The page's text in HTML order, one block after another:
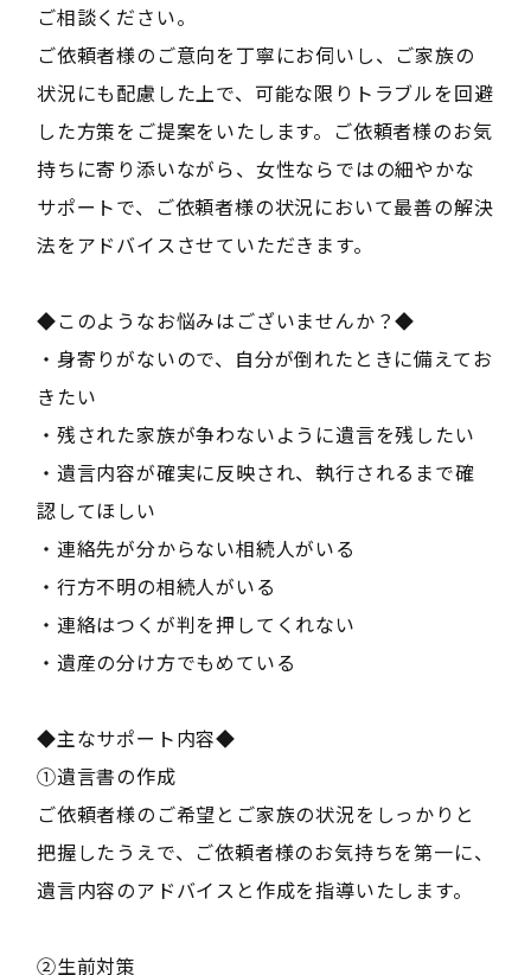
ご相談ください。
ご依頼者様のご意向を丁寧にお伺いし、ご家族の
状況にも配慮した上で、可能な限りトラブルを回避
した方策をご提案をいたします。ご依頼者様のお気
持ちに寄り添いながら、女性ならではの細やかな
サポートで、ご依頼者様の状況において最善の解決
法をアドバイスさせていただきます。
◆このようなお悩みはございませんか？◆
・身寄りがないので、自分が倒れたときに備えてお
きたい
・残された家族が争わないように遺言を残したい
・遺言内容が確実に反映され、執行されるまで確
認してほしい
・連絡先が分からない相続人がいる
・行方不明の相続人がいる
・連絡はつくが判を押してくれない
・遺産の分け方でもめている
◆主なサポート内容◆
①遺言書の作成
ご依頼者様のご希望とご家族の状況をしっかりと
把握したうえで、ご依頼者様のお気持ちを第一に、
遺言内容のアドバイスと作成を指導いたします。
②生前対策